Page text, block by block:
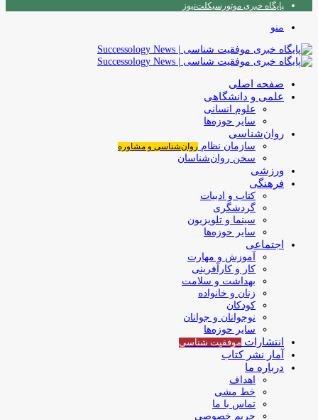
پایگاه خبری موتورسیکلت‌نیوز
منو
صفحه اصلی
علمی و دانشگاهی
علوم انسانی
سایر حوزه‌ها
روان‌شناسی
سازمان نظام روان‌شناسی و مشاوره
سخن روان‌شناسان
ورزشی
فرهنگی
کتاب و ادبیات
گردشگری
سینما و تلویزیون
سایر حوزه‌ها
اجتماعی
آموزش و مهارت
کار و کارآفرینی
بهداشت و سلامت
زنان و خانواده
کودکان
نوجوانان و جوانان
سایر حوزه‌ها
انتشارات موفقیت‌ شناسی
آمار نشر کتاب
درباره ما
اهداف
خط مشی
تماس با ما
حریم خصوصی